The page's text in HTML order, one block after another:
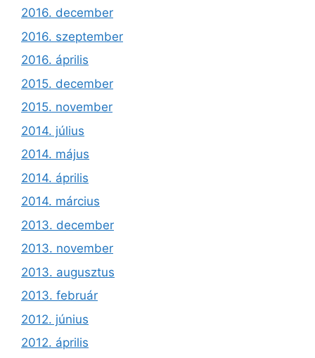
2016. december
2016. szeptember
2016. április
2015. december
2015. november
2014. július
2014. május
2014. április
2014. március
2013. december
2013. november
2013. augusztus
2013. február
2012. június
2012. április